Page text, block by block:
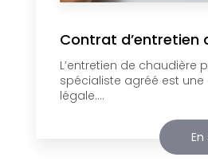
Contrat d’entretien
L’entretien de chaudière
spécialiste agréé est
légale....